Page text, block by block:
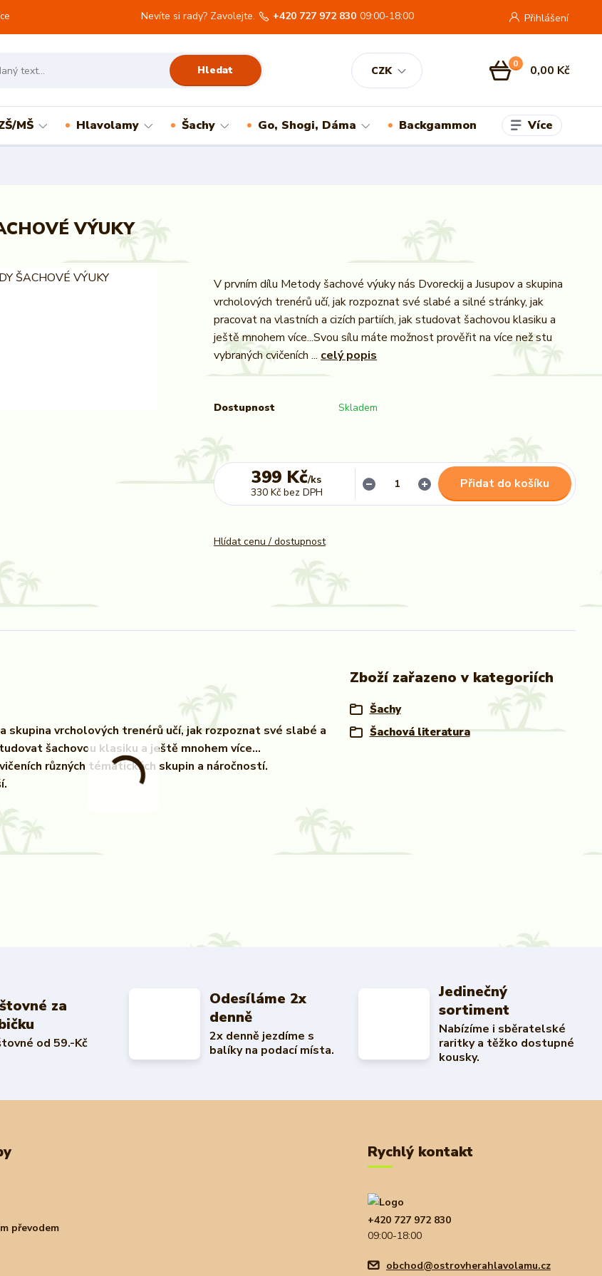
CZK
Přihlášení
Hledat
Nevíte si rady? Zavolejte. +420 727 972 830 09:00-18:00
0 0,00 Kč
MŠ Hlavolamy Šachy Go, Shogi, Dáma Backgammon Více
VÝUKY
V prvním dílu Metody šachové výuky nás Dvoreckij a Jusupov a skupina
vrcholových trenérů učí, jak rozpoznat své slabé a silné stránky, jak
pracovat na vlastních a cizích partiích, jak studovat šachovou klasiku a
ještě mnohem více...Svou sílu máte možnost prověřit na více než stu
vybraných cvičeních ... celý popis
Dostupnost Skladem
399 Kč/ks
330 Kč bez DPH
Přidat do košíku
Hlídat cenu / dostupnost
skupina vrcholových trenérů učí, jak rozpoznat své slabé a
šachovou klasiku a ještě mnohem více...
různých tématických skupin a náročností.
Zboží zařazeno v kategoriích
Šachy
Šachová literatura
za
od 59.-Kč
Odesíláme 2x
denně
2x denně jezdíme s
balíky na podací místa.
Jedinečný
sortiment
Nabízíme i sběratelské
raritky a těžko dostupné
kousky.
převodem
Rychlý kontakt
+420 727 972 830
09:00-18:00
obchod@ostrovherahlavolamu.cz